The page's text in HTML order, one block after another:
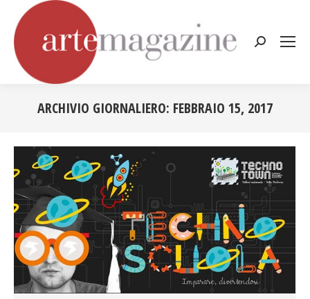
Cerca:
ARCHIVIO GIORNALIERO: FEBBRAIO 15, 2017